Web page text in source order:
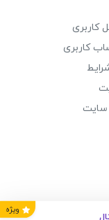
کاربری
کاربری
سایت
ویژه